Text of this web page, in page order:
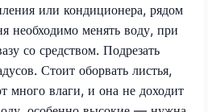
или кондиционера, рядом
необходимо менять воду, при
со средством. Подрезать
Стоит оборвать листья,
много влаги, и она не доходит